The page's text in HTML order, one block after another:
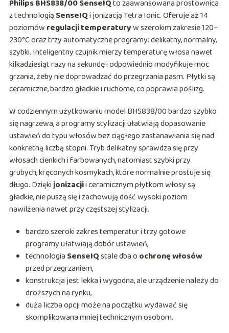
Philips BHS838/00 SenseIQto zaawansowana prostownica
z technologią SenseIQi jonizacją Tetra Ionic. Oferuje aż 14
poziomów regulacji temperaturyw szerokim zakresie 120–
230°C oraz trzy automatyczne programy: delikatny, normalny,
szybki. Inteligentny czujnik mierzy temperaturę włosa nawet
kilkadziesiąt razy na sekundę i odpowiednio modyfikuje moc
grzania, żeby nie doprowadzać do przegrzania pasm. Płytki są
ceramiczne, bardzo gładkie i ruchome, co poprawia poślizg.
W codziennym użytkowaniu model BHS838/00 bardzo szybko
się nagrzewa, a programy stylizacji ułatwiają dopasowanie
ustawień do typu włosów bez ciągłego zastanawiania się nad
konkretną liczbą stopni. Tryb delikatny sprawdza się przy
włosach cienkich i farbowanych, natomiast szybki przy
grubych, kręconych kosmykach, które normalnie prostuje się
długo. Dziękijonizacjii ceramicznym płytkom włosy są
gładkie, nie puszą się i zachowują dość wysoki poziom
nawilżenia nawet przy częstszej stylizacji.
bardzo szeroki zakres temperatur i trzy gotowe
programy ułatwiają dobór ustawień,
technologia SenseIQstale dba o ochronę włosów
przed przegrzaniem,
konstrukcja jest lekka i wygodna, ale urządzenie należy do
droższych na rynku,
duża liczba opcji może na początku wydawać się
skomplikowana mniej technicznym osobom.